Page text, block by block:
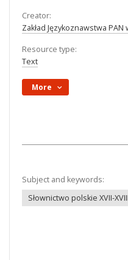
Creator:
Zakład Językoznawstwa
Resource type:
Text
More
Subject and keywords:
Słownictwo polskie XVII-